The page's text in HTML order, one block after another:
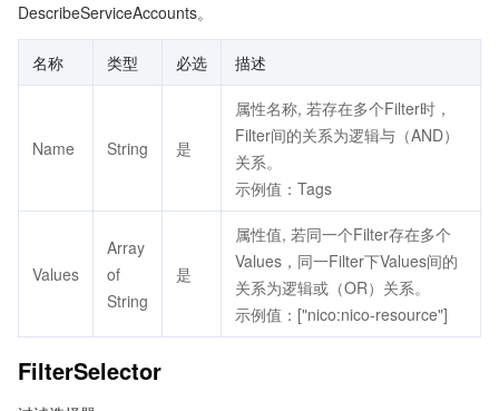
DescribeServiceAccounts。
名称 类型 必选 描述
Name String 是
属性名称, 若存在多个Filter时，
Filter间的关系为逻辑与（AND）
关系。
示例值：Tags
Values
Array
of
String
是
属性值, 若同一个Filter存在多个
Values，同一Filter下Values间的
关系为逻辑或（OR）关系。
示例值：["nico:nico-resource"]
FilterSelector